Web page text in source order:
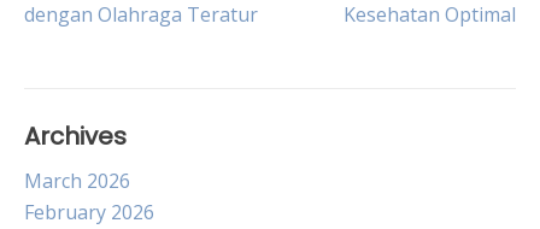
navigation
dengan Olahraga Teratur
Kesehatan Optimal
Archives
March 2026
February 2026